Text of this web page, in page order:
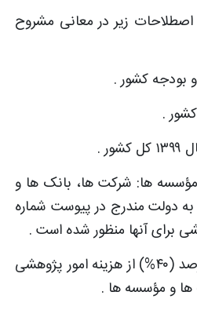
اصطلاحات زیر در معانی مشروح
ها: شرکت ­ها، بانک ­ها و
دولت مندرج در پیوست شماره
۵ ـ منابع: حداقل چهل درصد (۴۰%) از هزینه امور پژوهشی
و مؤسسه ها .